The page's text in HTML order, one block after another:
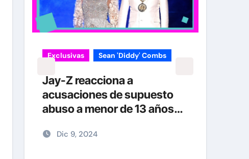
Exclusivas Sean 'Diddy' Combs
Jay-Z reacciona a
acusaciones de supuesto
abuso a menor de 13 años
plena fiesta
Dic 9, 2024